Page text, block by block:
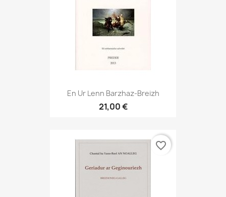
En Ur Lenn Barzhaz-Breizh
21,00 €
favorite_border